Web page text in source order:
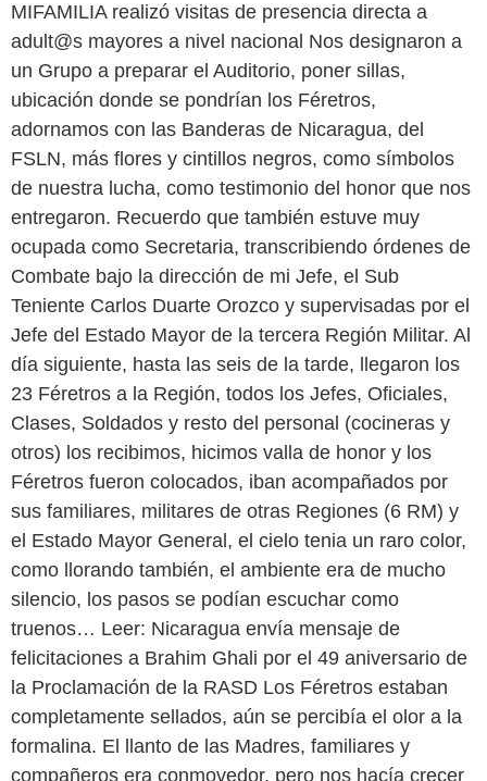
MIFAMILIA realizó visitas de presencia directa a
adult@s mayores a nivel nacional Nos designaron a
un Grupo a preparar el Auditorio, poner sillas,
ubicación donde se pondrían los Féretros,
adornamos con las Banderas de Nicaragua, del
FSLN, más flores y cintillos negros, como símbolos
de nuestra lucha, como testimonio del honor que nos
entregaron. Recuerdo que también estuve muy
ocupada como Secretaria, transcribiendo órdenes de
Combate bajo la dirección de mi Jefe, el Sub
Teniente Carlos Duarte Orozco y supervisadas por el
Jefe del Estado Mayor de la tercera Región Militar. Al
día siguiente, hasta las seis de la tarde, llegaron los
23 Féretros a la Región, todos los Jefes, Oficiales,
Clases, Soldados y resto del personal (cocineras y
otros) los recibimos, hicimos valla de honor y los
Féretros fueron colocados, iban acompañados por
sus familiares, militares de otras Regiones (6 RM) y
el Estado Mayor General, el cielo tenia un raro color,
como llorando también, el ambiente era de mucho
silencio, los pasos se podían escuchar como
truenos… Leer: Nicaragua envía mensaje de
felicitaciones a Brahim Ghali por el 49 aniversario de
la Proclamación de la RASD Los Féretros estaban
completamente sellados, aún se percibía el olor a la
formalina. El llanto de las Madres, familiares y
compañeros era conmovedor, pero nos hacía crecer